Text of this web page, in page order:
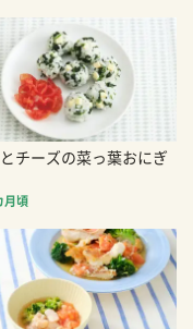
チーズの菜っ葉おにぎ
月頃